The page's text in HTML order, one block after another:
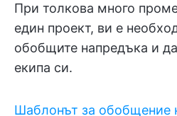
При толкова много
един проект, ви е
обобщите напредъка и
екипа си.
Шаблонът за обобщение